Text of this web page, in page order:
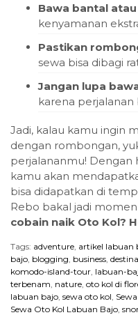
Bawa bantal
kenyamanan
Pastikan
sewa bisa dibagi
Jangan lupa
karena perjalanan
Jadi, kalau kamu ingin
dengan rombongan,
perjalananmu! Dengan
kamu akan
bisa didapatkan di
Rebo bakal jadi
cobain naik Oto Kol?
Tags: adventure artikel labuan
bajo blogging business
komodo-island-tour labuan-
terbenam nature oto kol di
labuan bajo sewa oto kol
Sewa Oto Kol Labuan Bajo